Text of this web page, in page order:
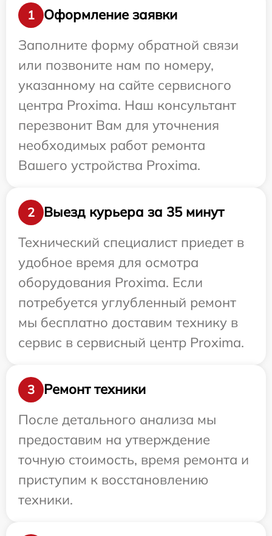
1
Оформление заявки
Заполните форму обратной связи
или позвоните нам по номеру,
указанному на сайте сервисного
центра Proxima. Наш консультант
перезвонит Вам для уточнения
необходимых работ ремонта
Вашего устройства Proxima.
2
Выезд курьера за 35 минут
Технический специалист приедет в
удобное время для осмотра
оборудования Proxima. Если
потребуется углубленный ремонт
мы бесплатно доставим технику в
сервис в сервисный центр Proxima.
3
Ремонт техники
После детального анализа мы
предоставим на утверждение
точную стоимость, время ремонта и
приступим к восстановлению
техники.